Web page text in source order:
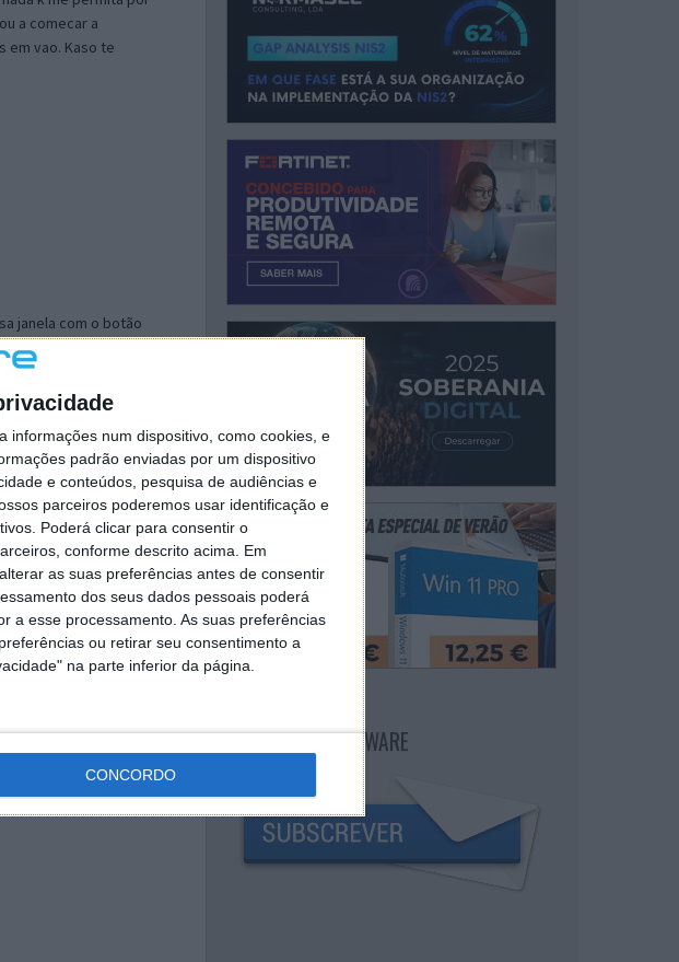
informações num dispositivo, como cookies, e
padrão enviadas por um dispositivo
e conteúdos, pesquisa de audiências e
parceiros poderemos usar identificação e
Poderá clicar para consentir o
conforme descrito acima. Em
as suas preferências antes de consentir
dos seus dados pessoais poderá
a esse processamento. As suas preferências
ou retirar seu consentimento a
na parte inferior da página.
CONCORDO
a comecar a
em vao. Kaso te
janela com o botão
aí
e o gestor de
‘Opções’ ou
colocares um visto
NEWSLETTER PPLWARE